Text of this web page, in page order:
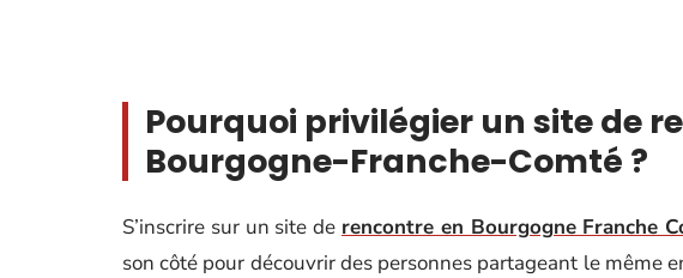
Pourquoi privilégier un site de
Bourgogne-Franche-Comté ?
S’inscrire sur un site de rencontre en Bourgogne Franche
son côté pour découvrir des personnes partageant le même